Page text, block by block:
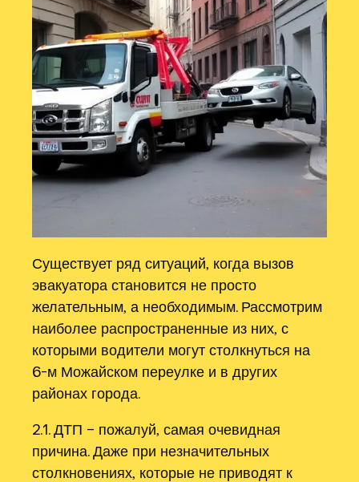
Существует ряд ситуаций‚ когда вызов
эвакуатора становится не просто
желательным‚ а необходимым. Рассмотрим
наиболее распространенные из них‚ с
которыми водители могут столкнуться на
6-м Можайском переулке и в других
районах города.
2.1. ДТП – пожалуй‚ самая очевидная
причина. Даже при незначительных
столкновениях‚ которые не приводят к